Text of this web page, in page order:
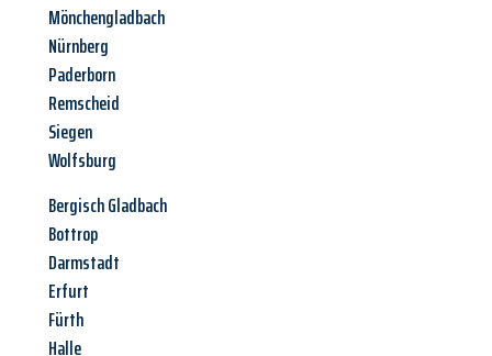
Mönchengladbach
Nürnberg
Paderborn
Remscheid
Siegen
Wolfsburg
Bergisch Gladbach
Bottrop
Darmstadt
Erfurt
Fürth
Halle